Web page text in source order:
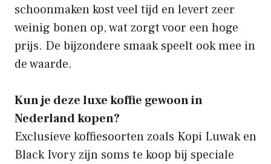
schoonmaken kost veel tijd en levert zeer
weinig bonen op, wat zorgt voor een hoge
prijs. De bijzondere smaak speelt ook mee in
de waarde.
Kun je deze luxe koffie gewoon in
Nederland kopen?
Exclusieve koffiesoorten zoals Kopi Luwak en
Black Ivory zijn soms te koop bij speciale